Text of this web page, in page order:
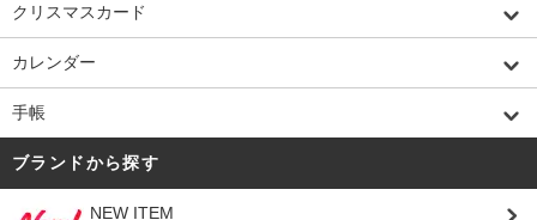
クリスマスカード
カレンダー
手帳
ブランドから探す
NEW ITEM